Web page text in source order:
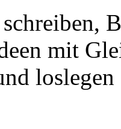
mit
loslegen